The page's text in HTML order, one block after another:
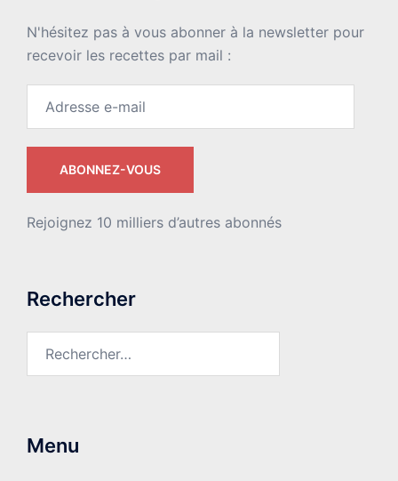
N'hésitez pas à vous abonner à la newsletter pour
recevoir les recettes par mail :
ABONNEZ-VOUS
Rejoignez 10 milliers d’autres abonnés
Rechercher
Menu